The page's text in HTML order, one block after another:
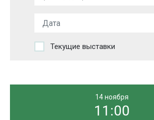
Текущие выставки
14 ноября
11:00